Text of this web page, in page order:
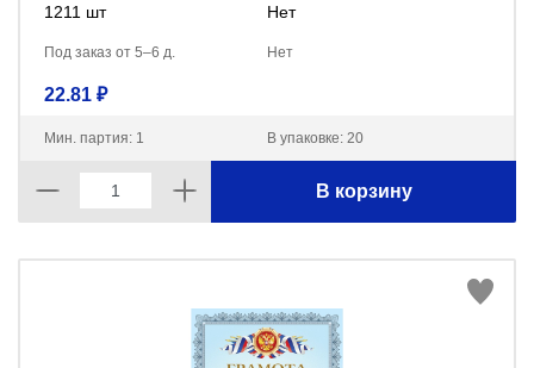
1211 шт Нет
Под заказ от 5–6 д. Нет
22.81 ₽
Мин. партия: 1 В упаковке: 20
В корзину